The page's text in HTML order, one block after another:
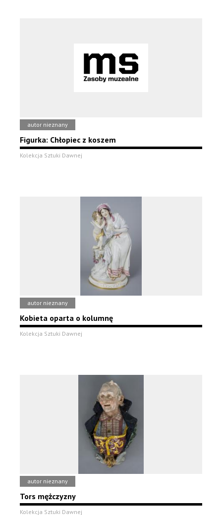
autor nieznany
Figurka: Chłopiec z koszem
Kolekcja Sztuki Dawnej
autor nieznany
Kobieta oparta o kolumnę
Kolekcja Sztuki Dawnej
autor nieznany
Tors mężczyzny
Kolekcja Sztuki Dawnej